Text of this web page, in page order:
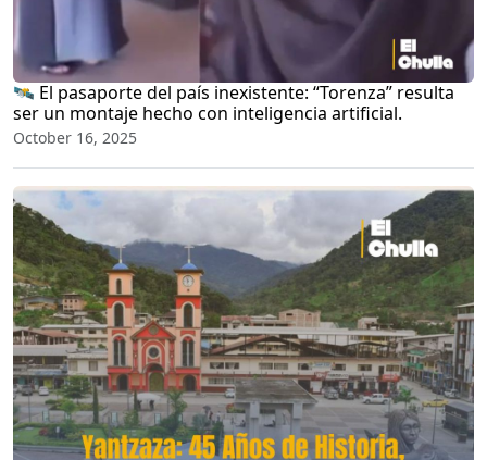
🛰️ El pasaporte del país inexistente: “Torenza” resulta
ser un montaje hecho con inteligencia artificial.
October 16, 2025